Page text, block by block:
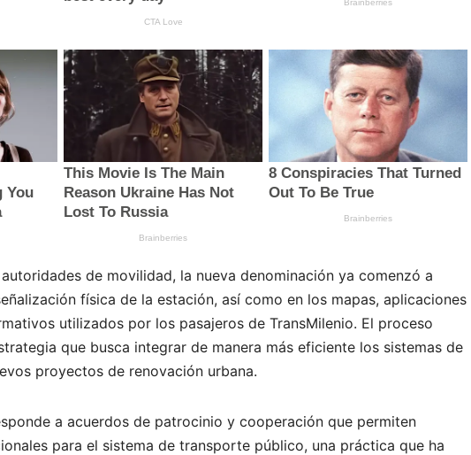
de movilidad, la nueva denominación ya comenzó a
física de la estación, así como en los mapas, aplicaciones
utilizados por los pasajeros de TransMilenio. El proceso
que busca integrar de manera más eficiente los sistemas de
proyectos de renovación urbana.
a acuerdos de patrocinio y cooperación que permiten
para el sistema de transporte público, una práctica que ha